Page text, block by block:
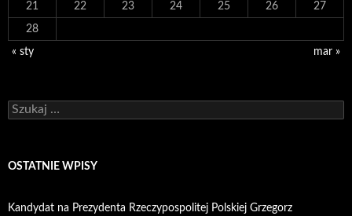
21 22 23 24 25 26 27
28
« sty mar »
Szukaj:
OSTATNIE WPISY
Kandydat na Prezydenta Rzeczypospolitej Polskiej Grzegorz